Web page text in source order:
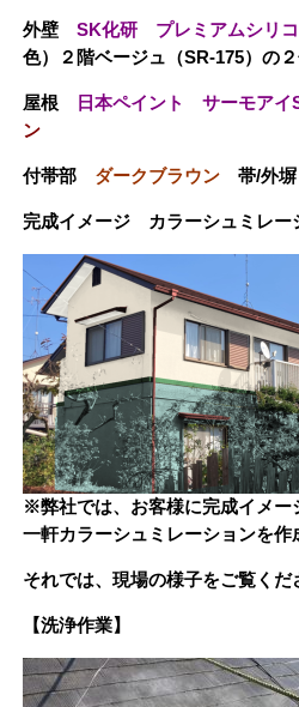
外壁 SK化研 プレミアムシリ
色）２階ベージュ（SR-175）の
屋根 日本ペイント サーモアイ
ン
付帯部 ダークブラウン 帯/外塀
完成イメージ カラーシュミレー
※弊社では、お客様に完成イメー
一軒カラーシュミレーションを作
それでは、現場の様子をご覧くだ
【洗浄作業】